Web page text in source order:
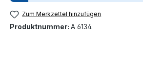
Zum Merkzettel hinzufügen
Produktnummer: A 6134